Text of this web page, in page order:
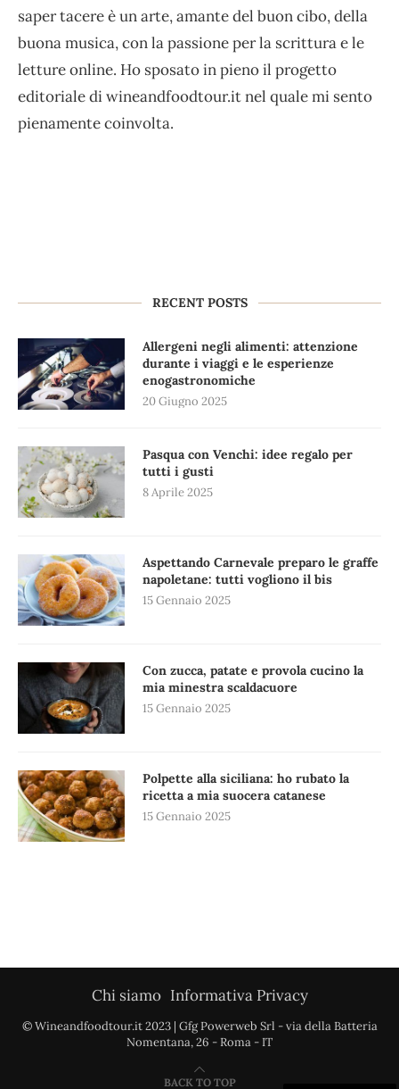
saper tacere è un arte, amante del buon cibo, della
buona musica, con la passione per la scrittura e le
letture online. Ho sposato in pieno il progetto
editoriale di wineandfoodtour.it nel quale mi sento
pienamente coinvolta.
RECENT POSTS
Allergeni negli alimenti: attenzione
durante i viaggi e le esperienze
enogastronomiche
20 Giugno 2025
Pasqua con Venchi: idee regalo per
tutti i gusti
8 Aprile 2025
Aspettando Carnevale preparo le graffe
napoletane: tutti vogliono il bis
15 Gennaio 2025
Con zucca, patate e provola cucino la
mia minestra scaldacuore
15 Gennaio 2025
Polpette alla siciliana: ho rubato la
ricetta a mia suocera catanese
15 Gennaio 2025
Chi siamo Informativa Privacy
© Wineandfoodtour.it 2023 | Gfg Powerweb Srl - via della Batteria
Nomentana, 26 - Roma - IT
BACK TO TOP